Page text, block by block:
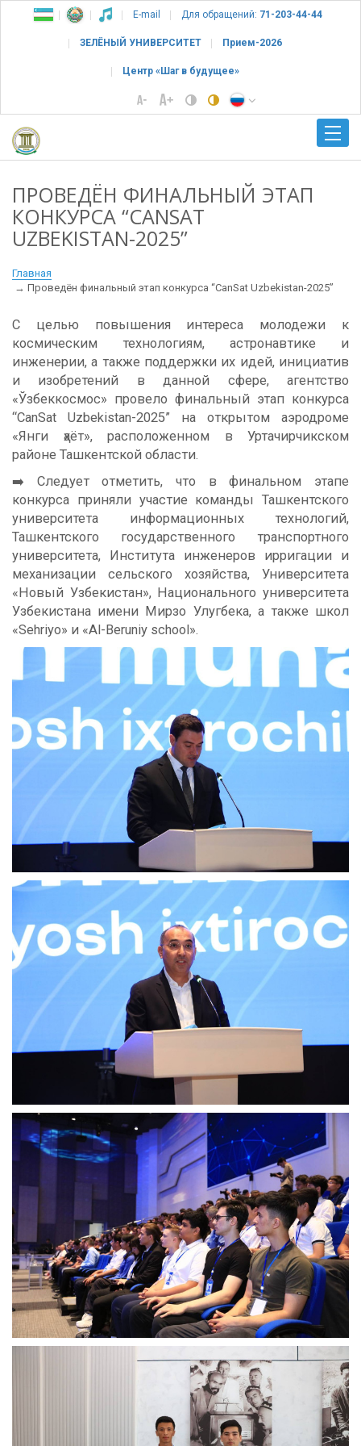
E-mail Для обращений: 71-203-44-44
ЗЕЛЁНЫЙ УНИВЕРСИТЕТ Прием-2026
Центр «Шаг в будущее»
ПРОВЕДЁН ФИНАЛЬНЫЙ ЭТАП
КОНКУРСА “CANSAT
UZBEKISTAN-2025”
Главная
Проведён финальный этап конкурса “CanSat Uzbekistan-2025”
С целью повышения интереса молодежи к
космическим технологиям, астронавтике и
инженерии, а также поддержки их идей, инициатив
и изобретений в данной сфере, агентство
«Ўзбеккосмос» провело финальный этап конкурса
“CanSat Uzbekistan-2025” на открытом аэродроме
«Янги ҳаёт», расположенном в Уртачирчикском
районе Ташкентской области.
➡️ Следует отметить, что в финальном этапе
конкурса приняли участие команды Ташкентского
университета информационных технологий,
Ташкентского государственного транспортного
университета, Института инженеров ирригации и
механизации сельского хозяйства, Университета
«Новый Узбекистан», Национального университета
Узбекистана имени Мирзо Улугбека, а также школ
«Sehriyo» и «Al-Beruniy school».